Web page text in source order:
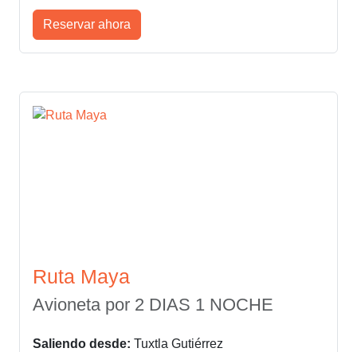
Reservar ahora
Ruta Maya
Avioneta por 2 DIAS 1 NOCHE
Saliendo desde: Tuxtla Gutiérrez